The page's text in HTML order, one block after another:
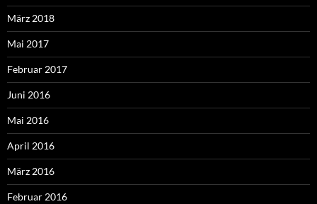
März 2018
Mai 2017
Februar 2017
Juni 2016
Mai 2016
April 2016
März 2016
Februar 2016